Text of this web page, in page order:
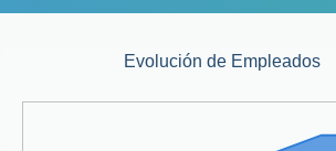
Evolución de Empleados